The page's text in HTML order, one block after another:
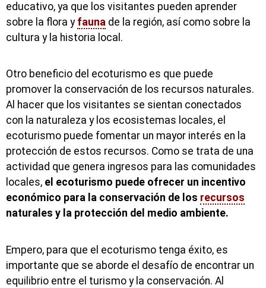
educativo, ya que los visitantes pueden aprender
sobre la flora y fauna de la región, así como sobre la
cultura y la historia local.
Otro beneficio del ecoturismo es que puede
promover la conservación de los recursos naturales.
Al hacer que los visitantes se sientan conectados
con la naturaleza y los ecosistemas locales, el
ecoturismo puede fomentar un mayor interés en la
protección de estos recursos. Como se trata de una
actividad que genera ingresos para las comunidades
locales, el ecoturismo puede ofrecer un incentivo
económico para la conservación de los recursos
naturales y la protección del medio ambiente.
Empero, para que el ecoturismo tenga éxito, es
importante que se aborde el desafío de encontrar un
equilibrio entre el turismo y la conservación. Al